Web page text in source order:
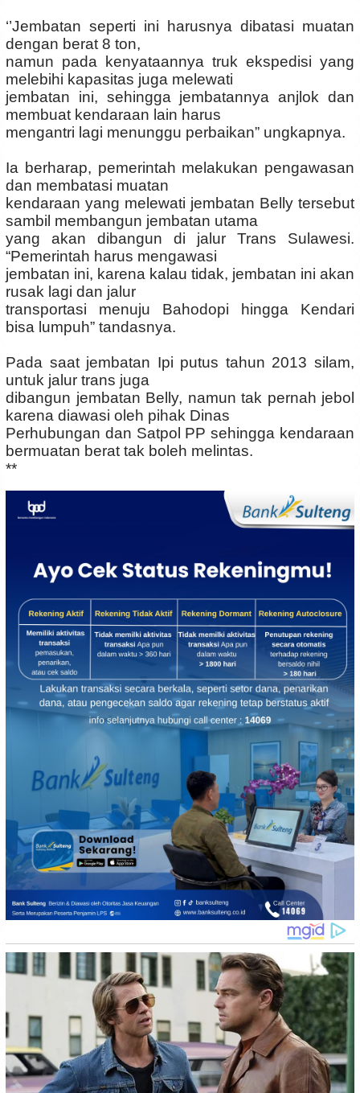
‘’Jembatan seperti ini harusnya dibatasi muatan
dengan berat 8 ton,
namun pada kenyataannya truk ekspedisi yang
melebihi kapasitas juga melewati
jembatan ini, sehingga jembatannya anjlok dan
membuat kendaraan lain harus
mengantri lagi menunggu perbaikan” ungkapnya.
Ia berharap, pemerintah melakukan pengawasan
dan membatasi muatan
kendaraan yang melewati jembatan Belly tersebut
sambil membangun jembatan utama
yang akan dibangun di jalur Trans Sulawesi.
“Pemerintah harus mengawasi
jembatan ini, karena kalau tidak, jembatan ini akan
rusak lagi dan jalur
transportasi menuju Bahodopi hingga Kendari
bisa lumpuh” tandasnya.
Pada saat jembatan Ipi putus tahun 2013 silam,
untuk jalur trans juga
dibangun jembatan Belly, namun tak pernah jebol
karena diawasi oleh pihak Dinas
Perhubungan dan Satpol PP sehingga kendaraan
bermuatan berat tak boleh melintas.
**